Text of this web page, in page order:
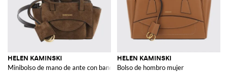
HELEN KAMINSKI
Minibolso de mano de ante con bandolera extraíble
HELEN KAMINSKI
Bolso de hombro mujer